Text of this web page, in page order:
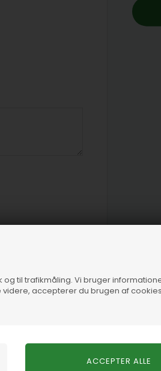
til trafikmåling. Vi bruger
accepterer du brugen af